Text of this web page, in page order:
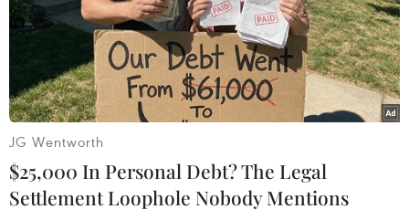
nói họ sử dụng Messenger,” kết quả khảo sát
của Facebook và Instagram đưa ra./.
(Vietnam+)
JG Wentworth
$25,000 In Personal Debt? The Legal
Settlement Loophole Nobody Mentions